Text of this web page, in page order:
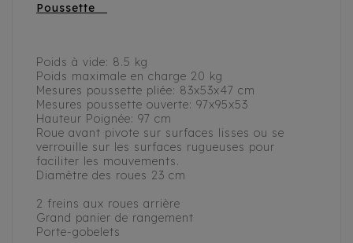
Poussette
Poids à vide: 8.5 kg
Poids maximale en charge 20 kg
Mesures poussette pliée: 83x53x47 cm
Mesures poussette ouverte: 97x95x53
Hauteur Poignée: 97 cm
Roue avant pivote sur surfaces lisses ou se
verrouille sur les surfaces rugueuses pour
faciliter les mouvements.
Diamètre des roues 23 cm
2 freins aux roues arrière
Grand panier de rangement
Porte-gobelets